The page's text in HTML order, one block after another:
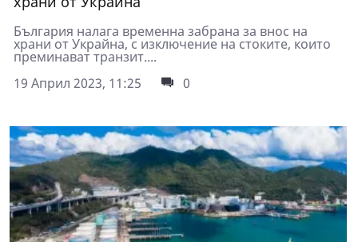
България налага временна забрана за внос на
храни от Украйна, с изключение на стоките, които
преминават транзит....
19 Април 2023, 11:25
0